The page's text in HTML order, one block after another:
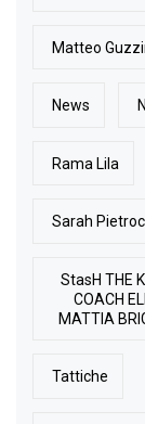
Matteo
News
Rama Lila
Sarah
StasH THE
COACH
MATTIA
Tattiche